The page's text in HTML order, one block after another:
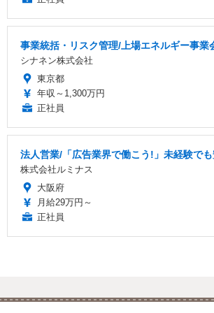
事業統括・リスク管理/上場エネルギー事業
シナネン株式会社
東京都
年収～1,300万円
正社員
法人営業/「広告業界で働こう!」未経験で
株式会社ルミナス
大阪府
月給29万円～
正社員